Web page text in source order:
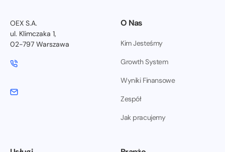
OEX S.A.
ul. Klimczaka 1,
02-797 Warszawa
O Nas
Kim Jesteśmy
Growth System
Wyniki Finansowe
Zespół
Jak pracujemy